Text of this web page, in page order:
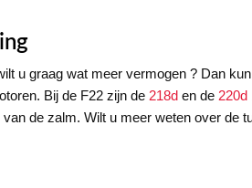
u graag wat meer vermogen ? Dan
Bij de F22 zijn de 218d en de 220d
van de zalm. Wilt u meer weten over de